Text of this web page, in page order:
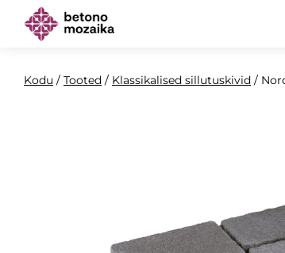
Kodu / Tooted / Klassikalised sillutuskivid /